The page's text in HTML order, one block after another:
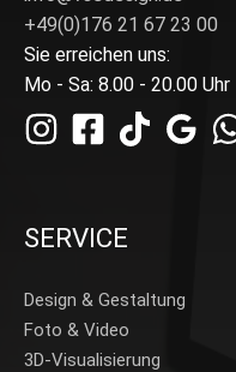
+49(0)176 21 67 23 00
Sie erreichen uns:
Mo - Sa: 8.00 - 20.00 Uhr
SERVICE
Design & Gestaltung
Foto & Video
3D-Visualisierung